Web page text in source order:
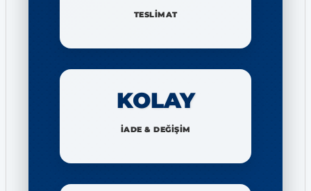
TESLİMAT
KOLAY
İADE & DEĞİŞİM